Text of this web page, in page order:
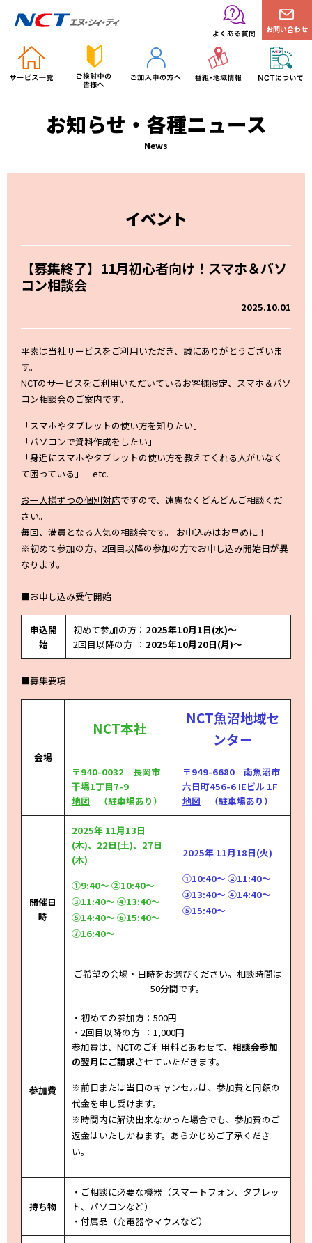
お問い合わせ
お知らせ・各種ニュース
News
イベント
【募集終了】11月初心者向け！スマホ＆パソ
コン相談会
2025.10.01
平素は当社サービスをご利用いただき、誠にありがとうございま
す。
NCTのサービスをご利用いただいているお客様限定、スマホ＆パソ
コン相談会のご案内です。
「スマホやタブレットの使い方を知りたい」
「パソコンで資料作成をしたい」
「身近にスマホやタブレットの使い方を教えてくれる人がいなく
て困っている」 etc.
お一人様ずつの個別対応ですので、遠慮なくどんどんご相談くだ
さい。
毎回、満員となる人気の相談会です。 お申込みはお早めに！
※初めて参加の方、2回目以降の参加の方でお申し込み開始日が異
なります。
■お申し込み受付開始
申込開
始
初めて参加の方： 2025年10月1日(水)～
2回目以降の方 ： 2025年10月20日(月)～
■募集要項
会場
NCT本社
NCT魚沼地域セ
ンター
〒940-0032 長岡市
干場1丁目7-9
地図 （駐車場あり）
〒949-6680 南魚沼市
六日町456-6 IEビル 1F
地図 （駐車場あり）
開催日
時
2025年 11月13日
(木)、22日(土)、27日
(木)
①9:40～ ②10:40～
③11:40～ ④13:40～
⑤14:40～ ⑥15:40～
⑦16:40～
2025年 11月18日(火)
①10:40～ ②11:40～
③13:40～ ④14:40～
⑤15:40～
ご希望の会場・日時をお選びください。相談時間は
50分間です。
参加費
・初めての参加方：500円
・2回目以降の方 ：1,000円
参加費は、NCTのご利用料とあわせて、 相談会参加
の翌月にご請求させていただきます。
※前日または当日のキャンセルは、参加費と同額の
代金を申し受けます。
※時間内に解決出来なかった場合でも、参加費のご
返金はいたしかねます。あらかじめご了承くださ
い。
持ち物
・ご相談に必要な機器（スマートフォン、タブレッ
ト、パソコンなど）
・付属品（充電器やマウスなど）